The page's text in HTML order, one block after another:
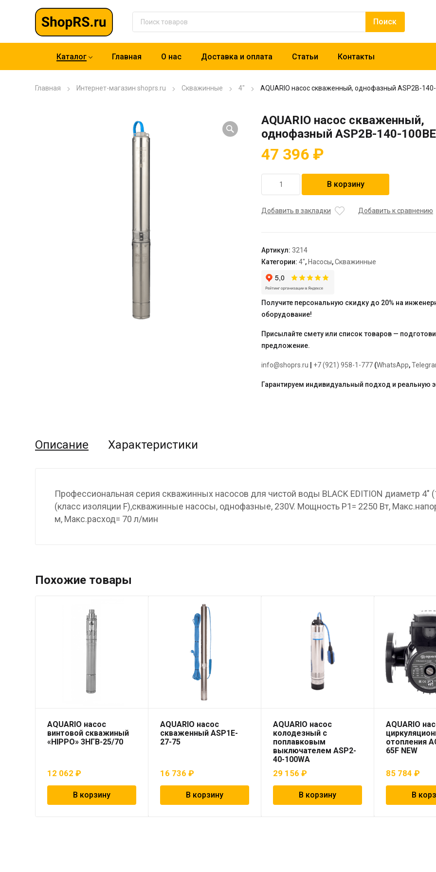
Каталог Главная О нас Доставка и оплата Статьи Контакты
Главная Интернет-магазин shoprs.ru Скважинные 4" AQUARIO насос скваженный, однофазный ASP2B-
AQUARIO насос скваженный,
однофазный ASP2B-140-
47 396 ₽
товара
насос
140-
100BE(2HP)
В корзину
Добавить в закладки Добавить к сравнению
Артикул: 3214
Категории: 4", Насосы,Скважинные
Получите персональную скидку до 20% на
оборудование!
Присылайте смету или список товаров —
предложение.
info@shoprs.ru +7 (921) 958-1-777 (WhatsApp,
Гарантируем индивидуальный подход и реальную
Описание Характеристики
Профессиональная серия скважинных насосов для чистой воды BLACK EDITION диаметр 4″
(класс изоляции F),скважинные насосы, однофазные, 230V. Мощность P1= 2250 Вт,
м, Макс.расход= 70 л/мин
Похожие товары
AQUARIO насос
винтовой скважиный
«HIPPO» 3НГВ-25/70
12 062 ₽
В корзину
AQUARIO насос
скваженный ASP1E-
27-75
16 736₽
В корзину
AQUARIO насос
колодезный с
поплавковым
выключателем ASP2-
40-100WA
29 156₽
В корзину
AQUARIO
отопления
65F NEW
85 784₽
В